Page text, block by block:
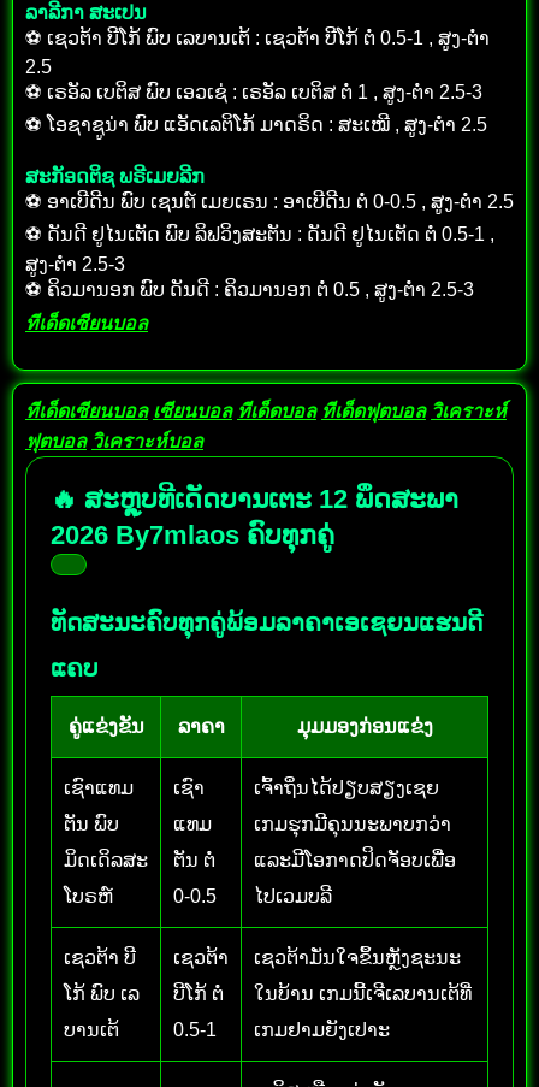
ລາລີກາ ສະເປນ
⚽ ເຊວຕ້າ ບີໂກ້ ພົບ ເລບານເຕ້ : ເຊວຕ້າ ບີໂກ້ ຕໍ່ 0.5-1 , ສູງ-ຕ່ຳ
2.5
⚽ ເຣອັລ ເບຕິສ ພົບ ເອວເຊ່ : ເຣອັລ ເບຕິສ ຕໍ່ 1 , ສູງ-ຕ່ຳ 2.5-3
⚽ ໂອຊາຊູນ່າ ພົບ ແອັດເລຕິໂກ້ ມາດຣິດ : ສະເໝີ , ສູງ-ຕ່ຳ 2.5
ສະກັອດຕິຊ ພຣີເມຍລີກ
⚽ ອາເບີດີນ ພົບ ເຊນຕ໌ ເມຍເຣນ : ອາເບີດີນ ຕໍ່ 0-0.5 , ສູງ-ຕ່ຳ 2.5
⚽ ດັນດີ ຢູໄນເຕັດ ພົບ ລິຟວິງສະຕັນ : ດັນດີ ຢູໄນເຕັດ ຕໍ່ 0.5-1 ,
ສູງ-ຕ່ຳ 2.5-3
⚽ ຄິວມານອກ ພົບ ດັນດີ : ຄິວມານອກ ຕໍ່ 0.5 , ສູງ-ຕ່ຳ 2.5-3
ทีเด็ดเซียนบอล
ทีเด็ดเซียนบอล เซียนบอล ทีเด็ดบอล ทีเด็ดฟุตบอล วิเคราะห์
ฟุตบอล วิเคราะห์บอล
🔥 ສະຫຼຸບທີເດັດບານເຕະ 12 ພຶດສະພາ
2026 By7mlaos ຄົບທຸກຄູ່
ທັດສະນະຄົບທຸກຄູ່ພ້ອມລາຄາເອເຊຍນແຮນດີ
ແຄບ
ຄູ່ແຂ່ງຂັນ ລາຄາ ມຸມມອງກ່ອນແຂ່ງ
ເຊົາແທມ
ຕັນ ພົບ
ມິດເດິລສະ
ໂບຣຫ໌
ເຊົາ
ແທມ
ຕັນ ຕໍ່
0-0.5
ເຈົ້າຖິ່ນໄດ້ປຽບສຽງເຊຍ
ເກມຮຸກມີຄຸນນະພາບກວ່າ
ແລະມີໂອກາດປິດຈັອບເພື່ອ
ໄປເວມບລີ
ເຊວຕ້າ ບີ
ໂກ້ ພົບ ເລ
ບານເຕ້
ເຊວຕ້າ
ບີໂກ້ ຕໍ່
0.5-1
ເຊວຕ້າມັ່ນໃຈຂຶ້ນຫຼັງຊະນະ
ໃນບ້ານ ເກມນີ້ເຈີເລບານເຕ້ທີ່
ເກມຢາມຍັງເປາະ